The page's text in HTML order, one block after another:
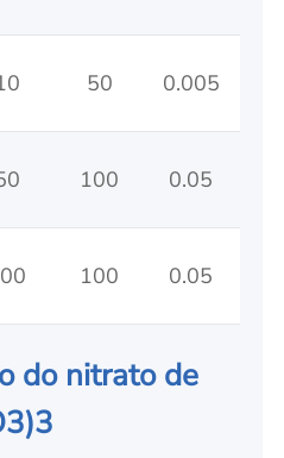
50 0.005
100 0.05
100 0.05
do nitrato de